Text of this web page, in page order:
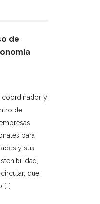
de
coordinador y
de
para
y sus
que
[…]